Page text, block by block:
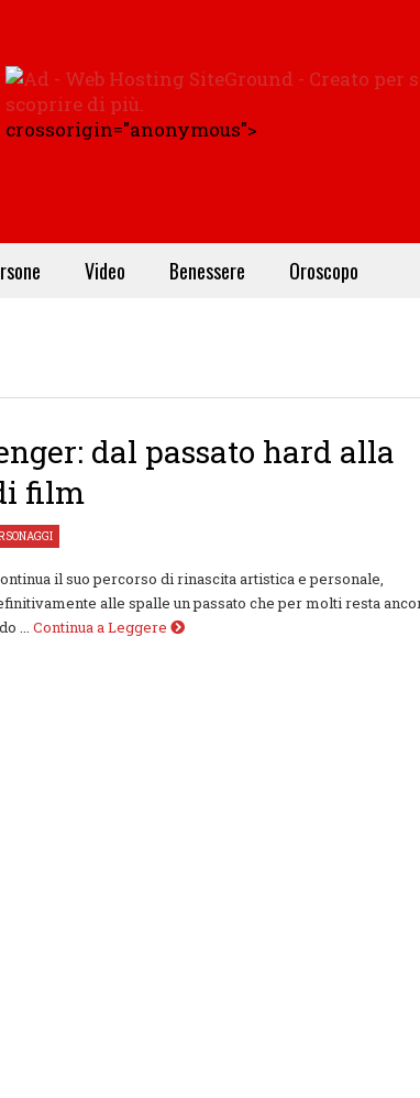
crossorigin="anonymous">
Video Benessere Oroscopo
dal passato hard alla
film
il suo percorso di rinascita artistica e personale,
alle spalle un passato che per molti resta
... Continua a Leggere